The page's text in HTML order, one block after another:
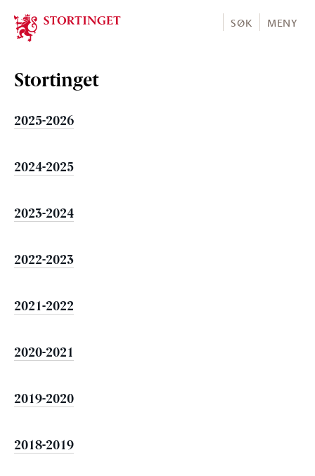
Stortinget.no
SØK MENY
Stortinget
2025-2026
2024-2025
2023-2024
2022-2023
2021-2022
2020-2021
2019-2020
2018-2019